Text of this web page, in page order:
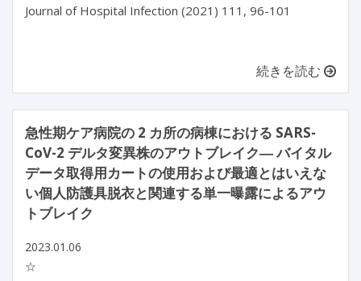
Journal of Hospital Infection (2021) 111, 96-101
続きを読む
急性期ケア病院の 2 カ所の病棟における SARS-
CoV-2 デルタ変異株のアウトブレイク― バイタル
データ取得用カートの使用および最適とはいえな
い個人防護具脱衣と関連する単一曝露によるアウ
トブレイク
2023.01.06
☆